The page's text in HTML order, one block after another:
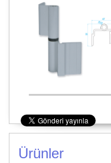
Ürünler